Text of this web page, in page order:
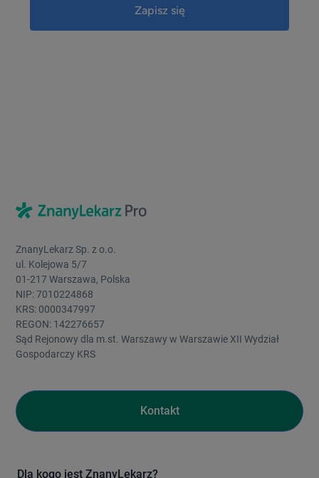
ZnanyLekarz Sp. z o.o.
ul. Kolejowa 5/7
01-217 Warszawa, Polska
NIP: 7010224868
KRS: 0000347997
REGON: 142276657
Sąd Rejonowy dla m.st. Warszawy w Warszawie XII Wydział
Gospodarczy KRS
Kontakt
Dla kogo jest ZnanyLekarz?